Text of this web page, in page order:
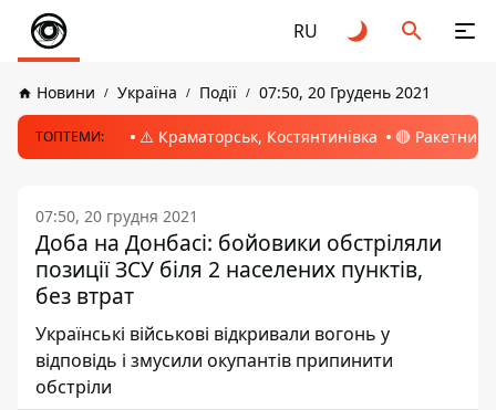
RU
Новини Україна Події 07:50, 20 Грудень 2021
ТОПТЕМИ: ⚠️ Краматорськ, Костянтинівка 🔴 Ракетний
07:50, 20 грудня 2021
Доба на Донбасі: бойовики обстріляли
позиції ЗСУ біля 2 населених пунктів,
без втрат
Українські військові відкривали вогонь у
відповідь і змусили окупантів припинити
обстріли